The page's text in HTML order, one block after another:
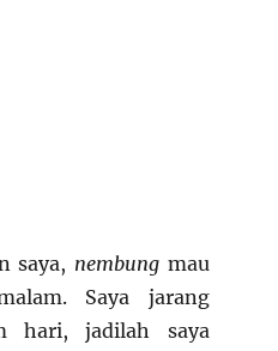
saya, nembung mau
Saya jarang
hari, jadilah saya